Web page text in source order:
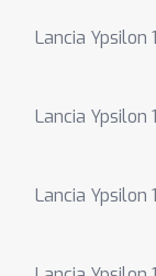
Lancia Ypsilon
Lancia Ypsilon
Lancia Ypsilon